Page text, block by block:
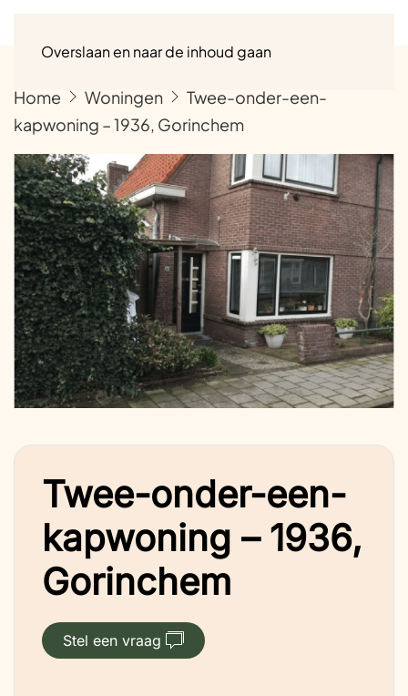
Overslaan en naar de inhoud gaan
Home Woningen
Twee-onder-een-
kapwoning – 1936, Gorinchem
Twee-onder-een-
kapwoning – 1936,
Gorinchem
Stel een vraag